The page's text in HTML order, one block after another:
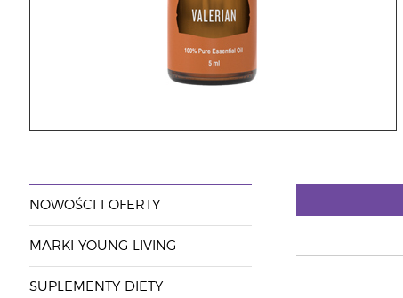
NOWOŚCI I OFERTY
MARKI YOUNG LIVING
SUPLEMENTY DIETY